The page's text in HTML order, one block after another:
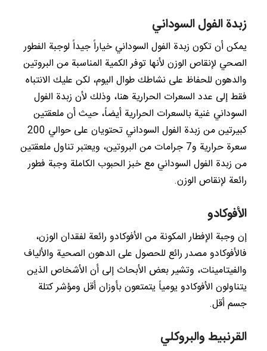
زبدة الفول السوداني
يمكن أن تكون زبدة الفول السوداني خياراً جيداً لوجبة الفطور
الصحي لإنقاص الوزن لأنها توفر الكمية المناسبة من البروتين
والدهون للحفاظ على نشاطك طوال اليوم، لكن عليك الانتباه
فقط إلى عدد السعرات الحرارية هنا، وذلك لأن زبدة الفول
السوداني غنية بالسعرات الحرارية أيضاً، حيث أن ملعقتين
كبيرتين من زبدة الفول السوداني تحتويان على حوالي 200
سعرة حرارية و7 جرامات من البروتين، ويعتبر تناول ملعقتين
من زبدة الفول السوداني مع خبز الحبوب الكاملة وجبة فطور
رائعة لإنقاص الوزن.
الأفوكادو
إن وجبة الإفطار المكونة من الأفوكادو رائعة لفقدان الوزن،
فالأفوكادو مصدر رائع للحصول على الدهون الصحية والألياف
والفيتامينات، وتشير بعض الأبحاث إلى أن الأشخاص الذين
يتناولون الأفوكادو يومياً يتمتعون بأوزان أقل ومؤشر كتلة
جسم أقل.
القرنبيط والبروكلي